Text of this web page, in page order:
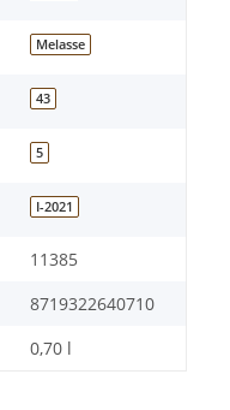
Melasse
43
5
I-2021
11385
8719322640710
0,70 l